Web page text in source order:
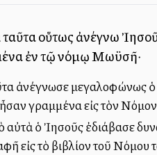
ταῦτα οὕτως ἀνέγνω
ἐν τῷ νόμῳ Μωϋσῆ·
ἀνέγνωσε μεγαλοφώνως ὁ
γραμμένα εἰς τὸν
ὁ Ἰησοῦς ἐδιάβασε
εἰς τὸ βιβλίον τοῦ